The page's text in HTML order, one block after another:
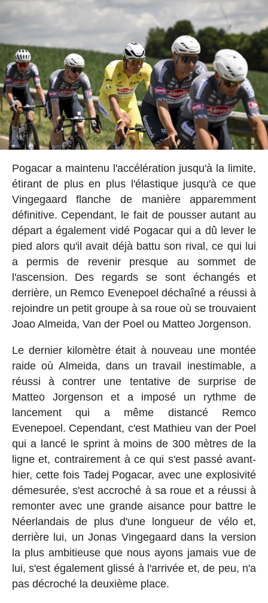
Pogacar a maintenu l'accélération jusqu'à la limite,
étirant de plus en plus l'élastique jusqu'à ce que
Vingegaard flanche de manière apparemment
définitive. Cependant, le fait de pousser autant au
départ a également vidé Pogacar qui a dû lever le
pied alors qu'il avait déjà battu son rival, ce qui lui
a permis de revenir presque au sommet de
l'ascension. Des regards se sont échangés et
derrière, un Remco Evenepoel déchaîné a réussi à
rejoindre un petit groupe à sa roue où se trouvaient
Joao Almeida, Van der Poel ou Matteo Jorgenson.
Le dernier kilomètre était à nouveau une montée
raide où Almeida, dans un travail inestimable, a
réussi à contrer une tentative de surprise de
Matteo Jorgenson et a imposé un rythme de
lancement qui a même distancé Remco
Evenepoel. Cependant, c'est Mathieu van der Poel
qui a lancé le sprint à moins de 300 mètres de la
ligne et, contrairement à ce qui s'est passé avant-
hier, cette fois Tadej Pogacar, avec une explosivité
démesurée, s'est accroché à sa roue et a réussi à
remonter avec une grande aisance pour battre le
Néerlandais de plus d'une longueur de vélo et,
derrière lui, un Jonas Vingegaard dans la version
la plus ambitieuse que nous ayons jamais vue de
lui, s'est également glissé à l'arrivée et, de peu, n'a
pas décroché la deuxième place.